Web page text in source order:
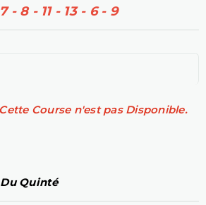
- 8 - 11 - 13 - 6 - 9
Course n'est pas Disponible.
Quinté